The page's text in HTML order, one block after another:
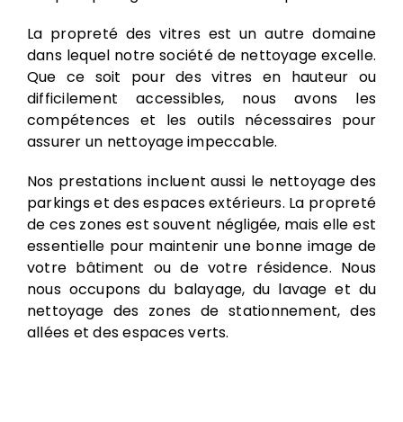
La propreté des vitres est un autre domaine
dans lequel notre société de nettoyage excelle.
Que ce soit pour des vitres en hauteur ou
difficilement accessibles, nous avons les
compétences et les outils nécessaires pour
assurer un nettoyage impeccable.
Nos prestations incluent aussi le nettoyage des
parkings et des espaces extérieurs. La propreté
de ces zones est souvent négligée, mais elle est
essentielle pour maintenir une bonne image de
votre bâtiment ou de votre résidence. Nous
nous occupons du balayage, du lavage et du
nettoyage des zones de stationnement, des
allées et des espaces verts.